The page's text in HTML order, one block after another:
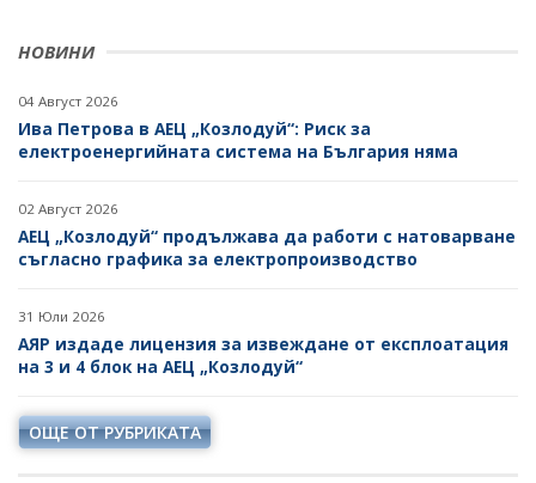
НОВИНИ
04 Август 2026
Ива Петрова в АЕЦ „Козлодуй“: Риск за
електроенергийната система на България няма
02 Август 2026
АЕЦ „Козлодуй“ продължава да работи с натоварване
съгласно графика за електропроизводство
31 Юли 2026
АЯР издаде лицензия за извеждане от експлоатация
на 3 и 4 блок на АЕЦ „Козлодуй“
ОЩЕ ОТ РУБРИКАТА